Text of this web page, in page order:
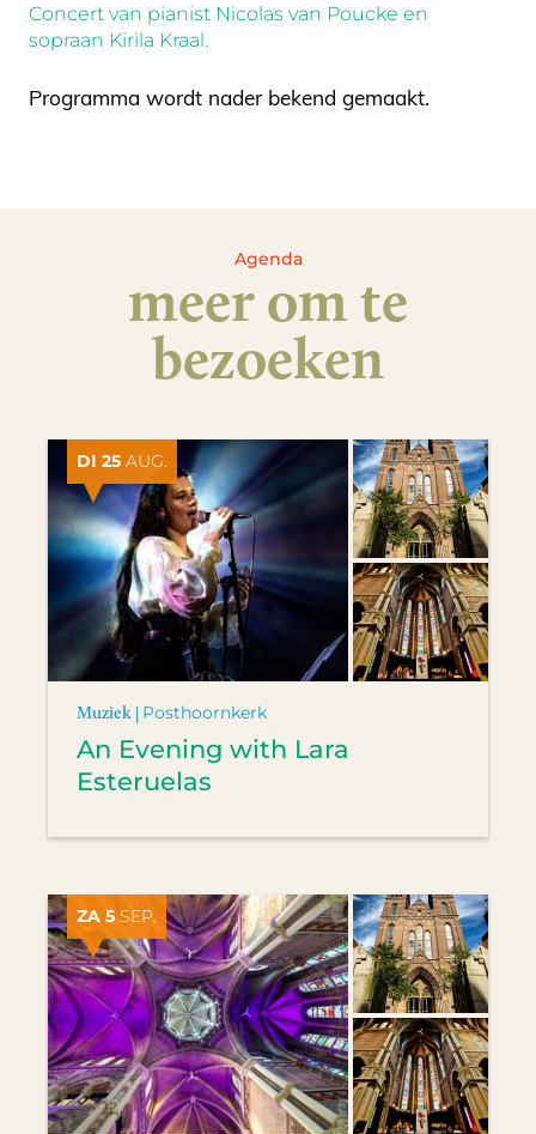
Concert van pianist Nicolas van Poucke en
sopraan Kirila Kraal.
Programma wordt nader bekend gemaakt.
Agenda
meer om te
bezoeken
DI 25 AUG.
Muziek | Posthoornkerk
An Evening with Lara
Esteruelas
ZA 5 SEP.